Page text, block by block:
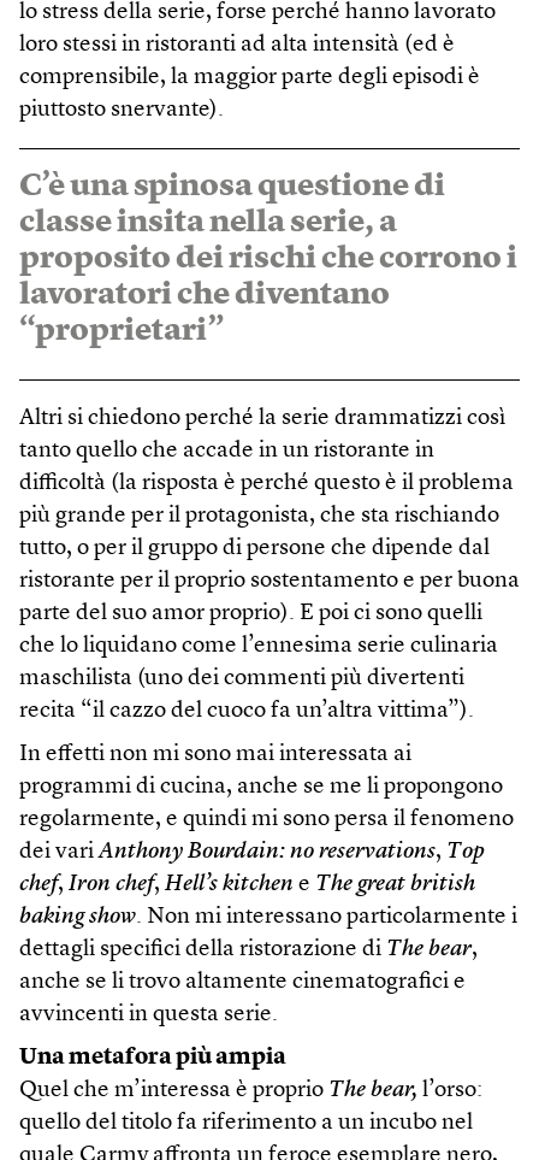
lo stress della serie, forse perché hanno lavorato
loro stessi in ristoranti ad alta intensità (ed è
comprensibile, la maggior parte degli episodi è
piuttosto snervante).
C’è una spinosa questione di
classe insita nella serie, a
proposito dei rischi che corrono i
lavoratori che diventano
“proprietari”
Altri si chiedono perché la serie drammatizzi così
tanto quello che accade in un ristorante in
difficoltà (la risposta è perché questo è il problema
più grande per il protagonista, che sta rischiando
tutto, o per il gruppo di persone che dipende dal
ristorante per il proprio sostentamento e per buona
parte del suo amor proprio). E poi ci sono quelli
che lo liquidano come l’ennesima serie culinaria
maschilista (uno dei commenti più divertenti
recita “il cazzo del cuoco fa un’altra vittima”).
In effetti non mi sono mai interessata ai
programmi di cucina, anche se me li propongono
regolarmente, e quindi mi sono persa il fenomeno
dei variAnthony Bourdain: no reservations, Top
chef, Iron chef, Hell’s kitchen e The great british
baking show. Non mi interessano particolarmente i
dettagli specifici della ristorazione di The bear,
anche se li trovo altamente cinematografici e
avvincenti in questa serie.
Una metafora più ampia
Quel che m’interessa è proprio The bear, l’orso:
quello del titolo fa riferimento a un incubo nel